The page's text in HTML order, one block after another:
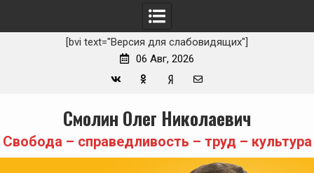
[bvi text="Версия для слабовидящих"]
06 Авг, 2026
Zen
mail
content
Смолин Олег Николаевич
Свобода – справедливость – труд – культура